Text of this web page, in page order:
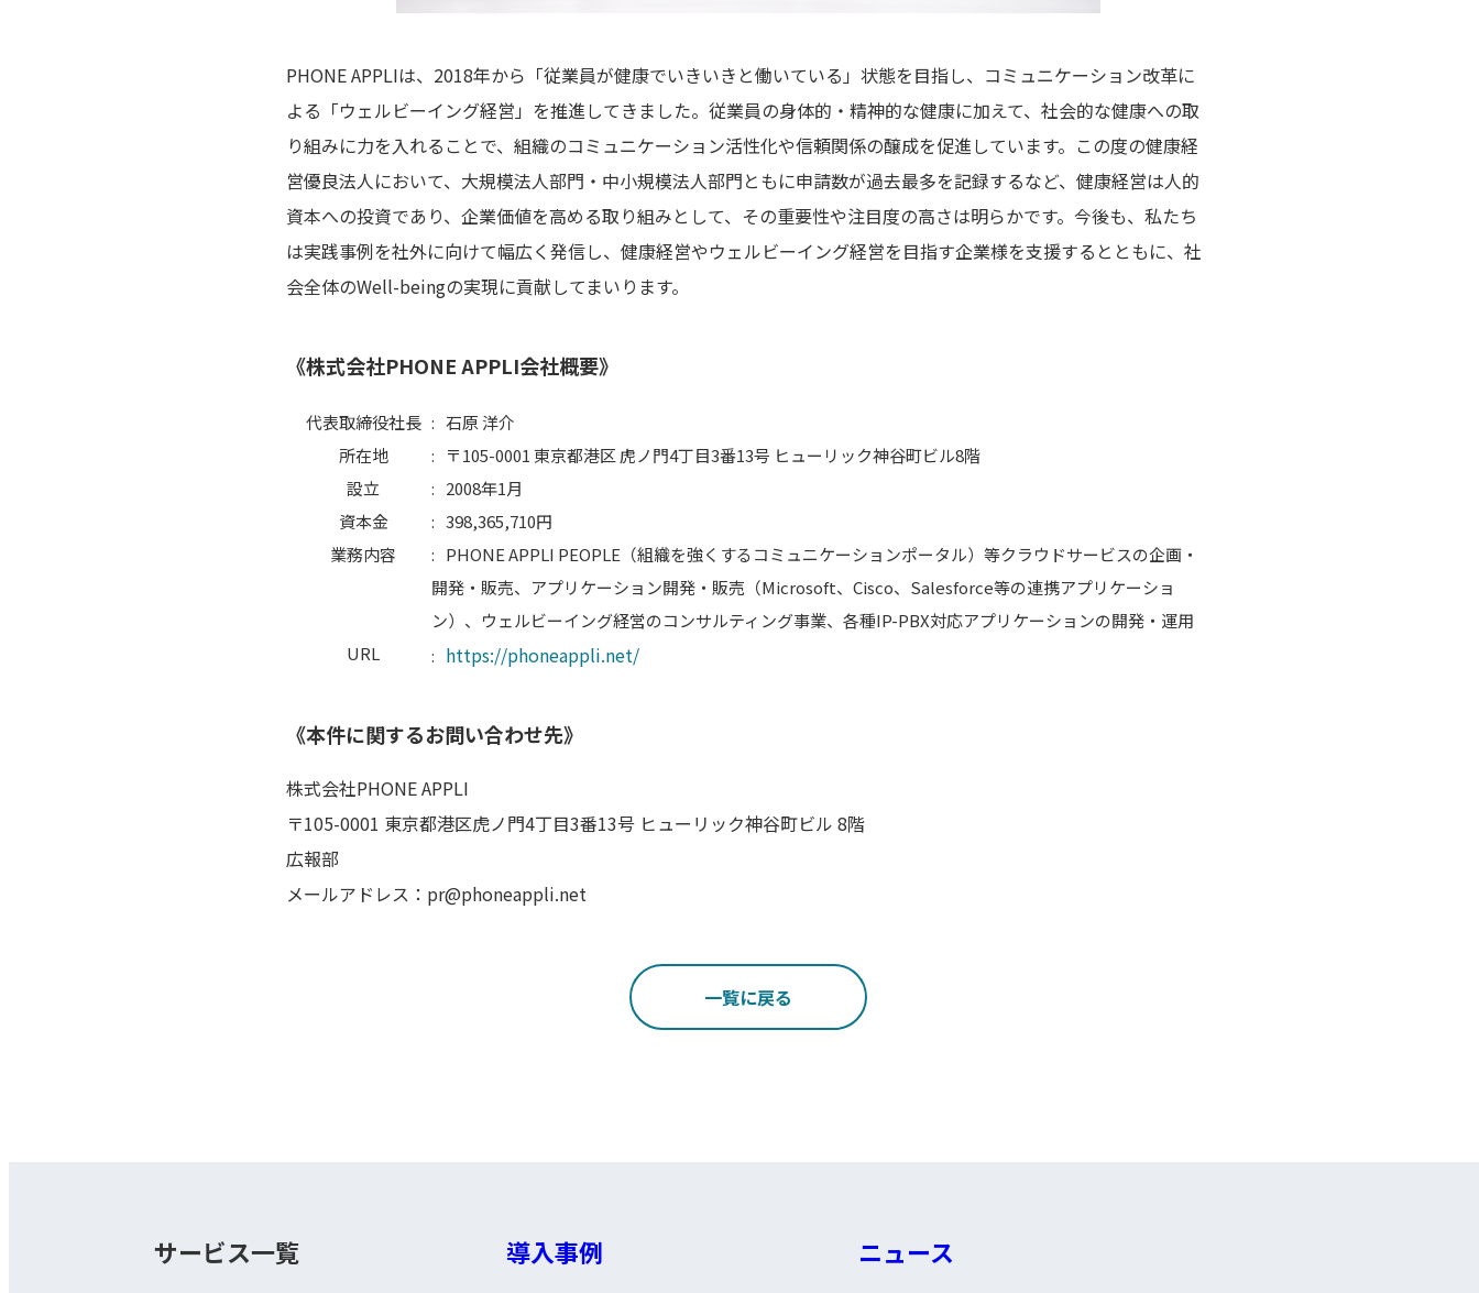
PHONE APPLIは、2018年から「従業員が健康でいきいきと働いている」状態を目指し、コミュニケーション改革に
よる「ウェルビーイング経営」を推進してきました。従業員の身体的・精神的な健康に加えて、社会的な健康への取
り組みに力を入れることで、組織のコミュニケーション活性化や信頼関係の醸成を促進しています。この度の健康経
営優良法人において、大規模法人部門・中小規模法人部門ともに申請数が過去最多を記録するなど、健康経営は人的
資本への投資であり、企業価値を高める取り組みとして、その重要性や注目度の高さは明らかです。今後も、私たち
は実践事例を社外に向けて幅広く発信し、健康経営やウェルビーイング経営を目指す企業様を支援するとともに、社
会全体のWell-beingの実現に貢献してまいります。
《株式会社PHONE APPLI会社概要》
代表取締役社長 : 石原 洋介
所在地
:
〒105-0001 東京都港区 虎ノ門4丁目3番13号 ヒューリック神谷町ビル8階
設立
: 2008年1月
資本金
: 398,365,710円
業務内容
: PHONE APPLI PEOPLE（組織を強くするコミュニケーションポータル）等クラウドサービスの企画・
開発・販売、アプリケーション開発・販売（Microsoft、Cisco、Salesforce等の連携アプリケーショ
ン）、ウェルビーイング経営のコンサルティング事業、各種IP-PBX対応アプリケーションの開発・運用
URL
: https://phoneappli.net/
《本件に関するお問い合わせ先》
株式会社PHONE APPLI
〒105-0001 東京都港区虎ノ門4丁目3番13号 ヒューリック神谷町ビル 8階
広報部
メールアドレス：pr@phoneappli.net
一覧に戻る
サービス一覧 導入事例 ニュース